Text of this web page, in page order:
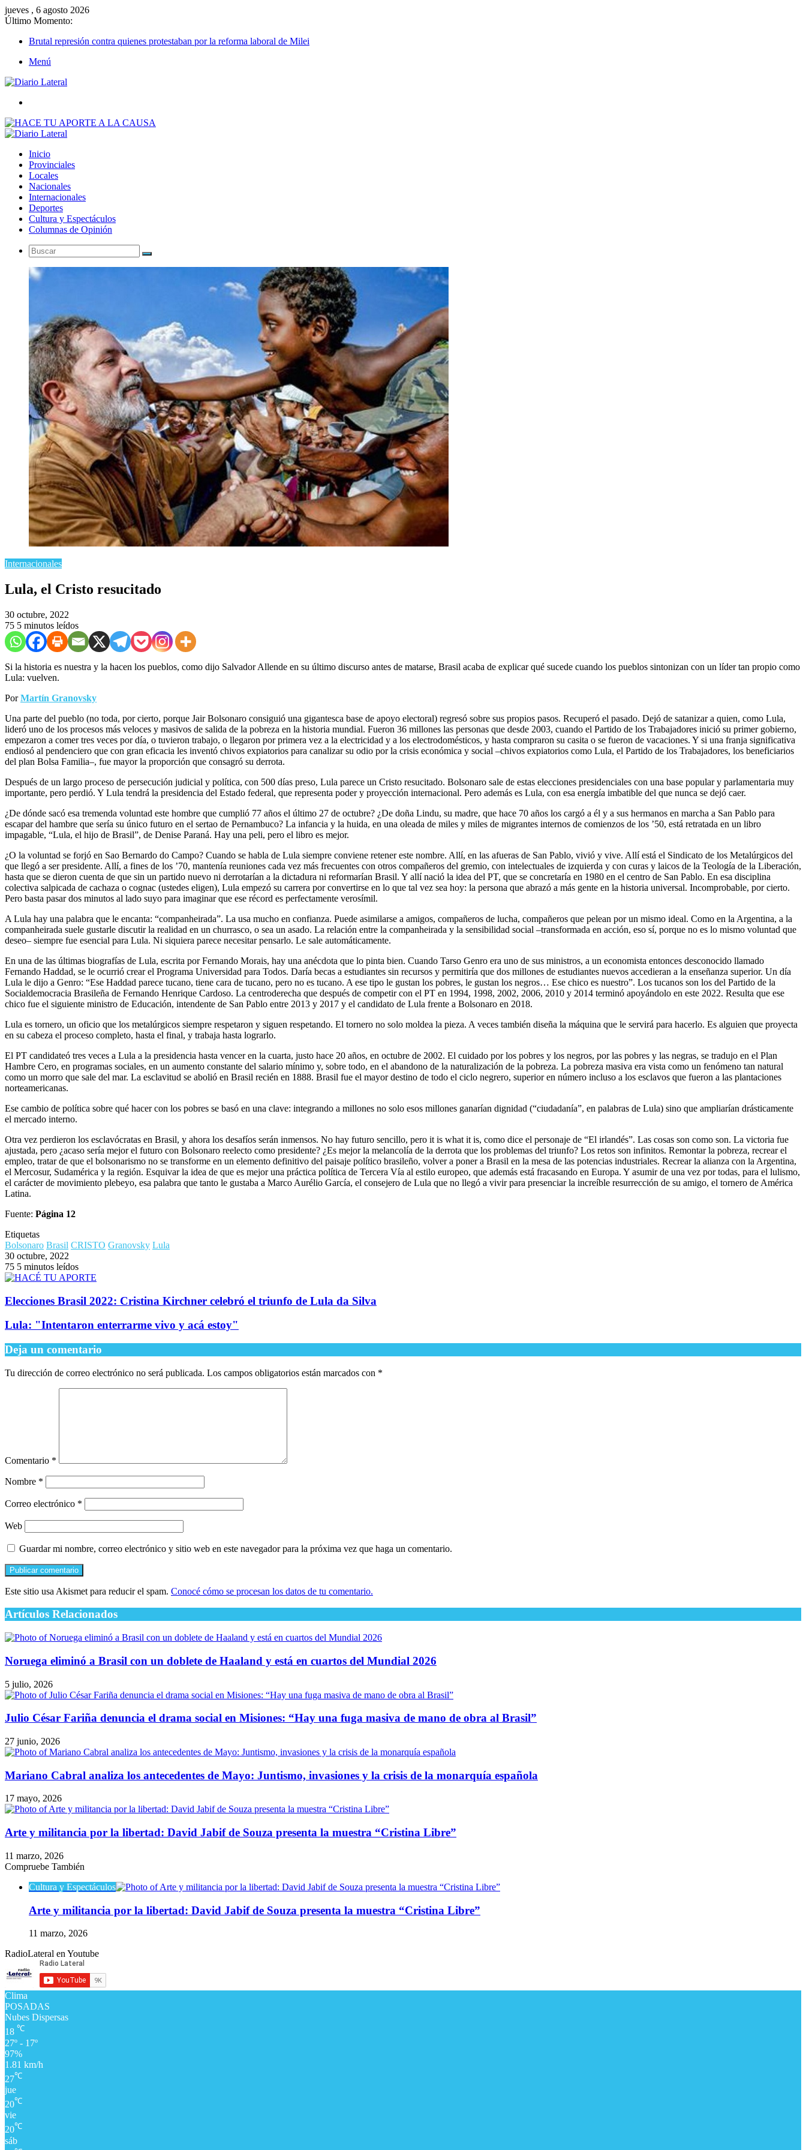
jueves , 6 agosto 2026
Último Momento:
Brutal represión contra quienes protestaban por la reforma laboral de Milei
Menú
Inicio
Provinciales
Locales
Nacionales
Internacionales
Deportes
Cultura y Espectáculos
Columnas de Opinión
Buscar
Internacionales
Lula, el Cristo resucitado
30 octubre, 2022
75 5 minutos leídos
Si la historia es nuestra y la hacen los pueblos, como dijo Salvador Allende en su último discurso antes de matarse, Brasil acaba de explicar qué sucede cuando los pueblos sintonizan con un líder tan propio como
Lula: vuelven.
PorMartín Granovsky
Una parte del pueblo (no toda, por cierto, porque Jair Bolsonaro consiguió una gigantesca base de apoyo electoral) regresó sobre sus propios pasos. Recuperó el pasado. Dejó de satanizar a quien, como Lula,
lideró uno de los procesos más veloces y masivos de salida de la pobreza en la historia mundial. Fueron 36 millones las personas que desde 2003, cuando el Partido de los Trabajadores inició su primer gobierno,
empezaron a comer tres veces por día, o tuvieron trabajo, o llegaron por primera vez a la electricidad y a los electrodomésticos, y hasta compraron su casita o se fueron de vacaciones. Y si una franja significativa
endiosó al pendenciero que con gran eficacia les inventó chivos expiatorios para canalizar su odio por la crisis económica y social –chivos expiatorios como Lula, el Partido de los Trabajadores, los beneficiarios
del plan Bolsa Familia–, fue mayor la proporción que consagró su derrota.
Después de un largo proceso de persecución judicial y política, con 500 días preso, Lula parece un Cristo resucitado. Bolsonaro sale de estas elecciones presidenciales con una base popular y parlamentaria muy
importante, pero perdió. Y Lula tendrá la presidencia del Estado federal, que representa poder y proyección internacional. Pero además es Lula, con esa energía imbatible del que nunca se dejó caer.
¿De dónde sacó esa tremenda voluntad este hombre que cumplió 77 años el último 27 de octubre? ¿De doña Lindu, su madre, que hace 70 años los cargó a él y a sus hermanos en marcha a San Pablo para
escapar del hambre que sería su único futuro en el sertao de Pernambuco? La infancia y la huida, en una oleada de miles y miles de migrantes internos de comienzos de los ’50, está retratada en un libro
impagable, “Lula, el hijo de Brasil”, de Denise Paraná. Hay una peli, pero el libro es mejor.
¿O la voluntad se forjó en Sao Bernardo do Campo? Cuando se habla de Lula siempre conviene retener este nombre. Allí, en las afueras de San Pablo, vivió y vive. Allí está el Sindicato de los Metalúrgicos del
que llegó a ser presidente. Allí, a fines de los ’70, mantenía reuniones cada vez más frecuentes con otros compañeros del gremio, con intelectuales de izquierda y con curas y laicos de la Teología de la Liberación,
hasta que se dieron cuenta de que sin un partido nuevo ni derrotarían a la dictadura ni reformarían Brasil. Y allí nació la idea del PT, que se concretaría en 1980 en el centro de San Pablo. En esa disciplina
colectiva salpicada de cachaza o cognac (ustedes eligen), Lula empezó su carrera por convertirse en lo que tal vez sea hoy: la persona que abrazó a más gente en la historia universal. Incomprobable, por cierto.
Pero basta pasar dos minutos al lado suyo para imaginar que ese récord es perfectamente verosímil.
A Lula hay una palabra que le encanta: “companheirada”. La usa mucho en confianza. Puede asimilarse a amigos, compañeros de lucha, compañeros que pelean por un mismo ideal. Como en la Argentina, a la
companheirada suele gustarle discutir la realidad en un churrasco, o sea un asado. La relación entre la companheirada y la sensibilidad social –transformada en acción, eso sí, porque no es lo mismo voluntad que
deseo– siempre fue esencial para Lula. Ni siquiera parece necesitar pensarlo. Le sale automáticamente.
En una de las últimas biografías de Lula, escrita por Fernando Morais, hay una anécdota que lo pinta bien. Cuando Tarso Genro era uno de sus ministros, a un economista entonces desconocido llamado
Fernando Haddad, se le ocurrió crear el Programa Universidad para Todos. Daría becas a estudiantes sin recursos y permitiría que dos millones de estudiantes nuevos accedieran a la enseñanza superior. Un día
Lula le dijo a Genro: “Ese Haddad parece tucano, tiene cara de tucano, pero no es tucano. A ese tipo le gustan los pobres, le gustan los negros… Ese chico es nuestro”. Los tucanos son los del Partido de la
Socialdemocracia Brasileña de Fernando Henrique Cardoso. La centroderecha que después de competir con el PT en 1994, 1998, 2002, 2006, 2010 y 2014 terminó apoyándolo en este 2022. Resulta que ese
chico fue el siguiente ministro de Educación, intendente de San Pablo entre 2013 y 2017 y el candidato de Lula frente a Bolsonaro en 2018.
Lula es tornero, un oficio que los metalúrgicos siempre respetaron y siguen respetando. El tornero no solo moldea la pieza. A veces también diseña la máquina que le servirá para hacerlo. Es alguien que proyecta
en su cabeza el proceso completo, hasta el final, y trabaja hasta lograrlo.
El PT candidateó tres veces a Lula a la presidencia hasta vencer en la cuarta, justo hace 20 años, en octubre de 2002. El cuidado por los pobres y los negros, por las pobres y las negras, se tradujo en el Plan
Hambre Cero, en programas sociales, en un aumento constante del salario mínimo y, sobre todo, en el abandono de la naturalización de la pobreza. La pobreza masiva era vista como un fenómeno tan natural
como un morro que sale del mar. La esclavitud se abolió en Brasil recién en 1888. Brasil fue el mayor destino de todo el ciclo negrero, superior en número incluso a los esclavos que fueron a las plantaciones
norteamericanas.
Ese cambio de política sobre qué hacer con los pobres se basó en una clave: integrando a millones no solo esos millones ganarían dignidad (“ciudadanía”, en palabras de Lula) sino que ampliarían drásticamente
el mercado interno.
Otra vez perdieron los esclavócratas en Brasil, y ahora los desafíos serán inmensos. No hay futuro sencillo, pero it is what it is, como dice el personaje de “El irlandés”. Las cosas son como son. La victoria fue
ajustada, pero ¿acaso sería mejor el futuro con Bolsonaro reelecto como presidente? ¿Es mejor la melancolía de la derrota que los problemas del triunfo? Los retos son infinitos. Remontar la pobreza, recrear el
empleo, tratar de que el bolsonarismo no se transforme en un elemento definitivo del paisaje político brasileño, volver a poner a Brasil en la mesa de las potencias industriales. Recrear la alianza con la Argentina,
el Mercosur, Sudamérica y la región. Esquivar la idea de que es mejor una práctica política de Tercera Vía al estilo europeo, que además está fracasando en Europa. Y asumir de una vez por todas, para el lulismo,
el carácter de movimiento plebeyo, esa palabra que tanto le gustaba a Marco Aurélio García, el consejero de Lula que no llegó a vivir para presenciar la increíble resurrección de su amigo, el tornero de América
Latina.
Fuente: Página 12
Etiquetas
Bolsonaro Brasil CRISTO Granovsky Lula
30 octubre, 2022
75 5 minutos leídos
Elecciones Brasil 2022: Cristina Kirchner celebró el triunfo de Lula da Silva
Lula: "Intentaron enterrarme vivo y acá estoy"
Deja un comentario
Tu dirección de correo electrónico no será publicada. Los campos obligatorios están marcados con *
Comentario *
Nombre *
Correo electrónico *
Web
Guardar mi nombre, correo electrónico y sitio web en este navegador para la próxima vez que haga un comentario.
Este sitio usa Akismet para reducir el spam. Conocé cómo se procesan los datos de tu comentario.
Artículos Relacionados
Noruega eliminó a Brasil con un doblete de Haaland y está en cuartos del Mundial 2026
5 julio, 2026
Julio César Fariña denuncia el drama social en Misiones: “Hay una fuga masiva de mano de obra al Brasil”
27 junio, 2026
Mariano Cabral analiza los antecedentes de Mayo: Juntismo, invasiones y la crisis de la monarquía española
17 mayo, 2026
Arte y militancia por la libertad: David Jabif de Souza presenta la muestra “Cristina Libre”
11 marzo, 2026
Compruebe También
Cultura y Espectáculos
Arte y militancia por la libertad: David Jabif de Souza presenta la muestra “Cristina Libre”
11 marzo, 2026
RadioLateral en Youtube
Clima
POSADAS
Nubes Dispersas
18 ℃
27º - 17º
97%
1.81 km/h
27℃
jue
20℃
vie
20℃
sáb